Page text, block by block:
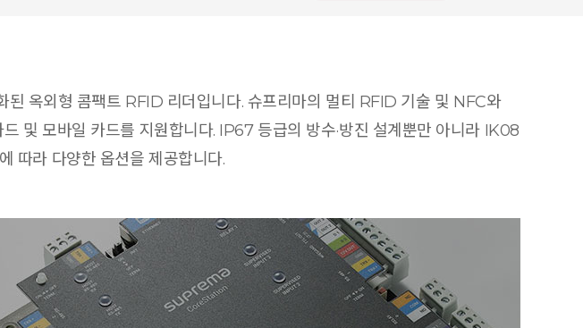
옥외형 콤팩트 RFID 리더입니다. 슈프리마의 멀티 RFID 기술 및 NFC와
및 모바일 카드를 지원합니다. IP67 등급의 방수·방진 설계뿐만 아니라 IK08
따라 다양한 옵션을 제공합니다.